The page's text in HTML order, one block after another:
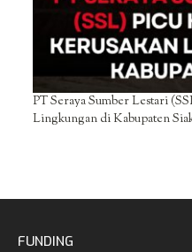
PT Seraya Sumber Lestari
Lingkungan di Kabupaten
FUNDING